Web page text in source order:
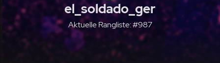
el_soldado_ger
Aktuelle Rangliste: #987